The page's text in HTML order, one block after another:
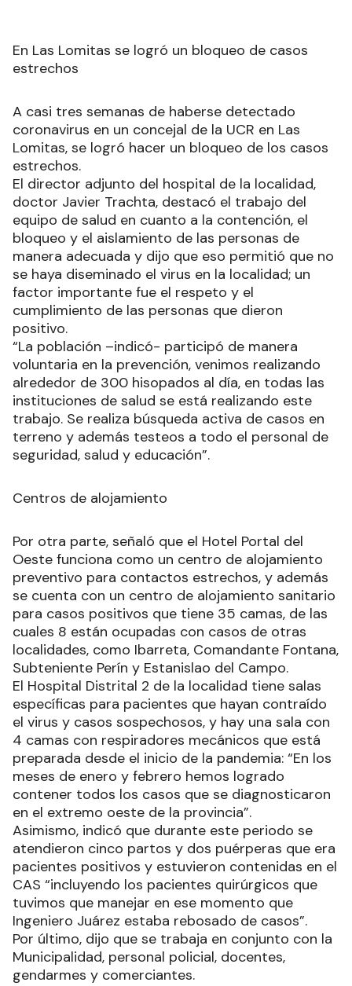
En Las Lomitas se logró un bloqueo de casos
estrechos
A casi tres semanas de haberse detectado
coronavirus en un concejal de la UCR en Las
Lomitas, se logró hacer un bloqueo de los casos
estrechos.
El director adjunto del hospital de la localidad,
doctor Javier Trachta, destacó el trabajo del
equipo de salud en cuanto a la contención, el
bloqueo y el aislamiento de las personas de
manera adecuada y dijo que eso permitió que no
se haya diseminado el virus en la localidad; un
factor importante fue el respeto y el
cumplimiento de las personas que dieron
positivo.
“La población –indicó- participó de manera
voluntaria en la prevención, venimos realizando
alrededor de 300 hisopados al día, en todas las
instituciones de salud se está realizando este
trabajo. Se realiza búsqueda activa de casos en
terreno y además testeos a todo el personal de
seguridad, salud y educación”.
Centros de alojamiento
Por otra parte, señaló que el Hotel Portal del
Oeste funciona como un centro de alojamiento
preventivo para contactos estrechos, y además
se cuenta con un centro de alojamiento sanitario
para casos positivos que tiene 35 camas, de las
cuales 8 están ocupadas con casos de otras
localidades, como Ibarreta, Comandante Fontana,
Subteniente Perín y Estanislao del Campo.
El Hospital Distrital 2 de la localidad tiene salas
específicas para pacientes que hayan contraído
el virus y casos sospechosos, y hay una sala con
4 camas con respiradores mecánicos que está
preparada desde el inicio de la pandemia: “En los
meses de enero y febrero hemos logrado
contener todos los casos que se diagnosticaron
en el extremo oeste de la provincia”.
Asimismo, indicó que durante este periodo se
atendieron cinco partos y dos puérperas que era
pacientes positivos y estuvieron contenidas en el
CAS “incluyendo los pacientes quirúrgicos que
tuvimos que manejar en ese momento que
Ingeniero Juárez estaba rebosado de casos”.
Por último, dijo que se trabaja en conjunto con la
Municipalidad, personal policial, docentes,
gendarmes y comerciantes.